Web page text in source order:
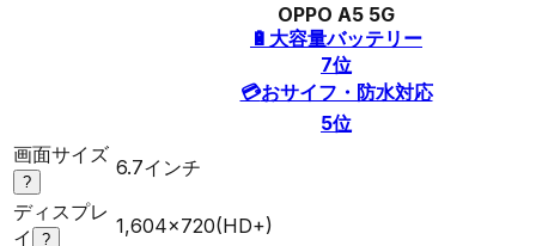
OPPO A5 5G
🔋 大容量バッテリー
7位
💳おサイフ・防水対応
5位
画面サイズ
?
6.7インチ
ディスプレ
イ
?
1,604×720(HD+)